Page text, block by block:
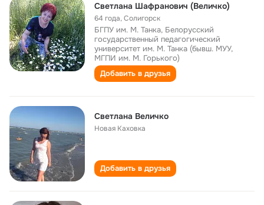
Светлана Шафранович (Величко)
64 года,Солигорск
БГПУ им. М. Танка, Белорусский
государственный педагогический
университет им. М. Танка (бывш. МУУ,
МГПИ им. М. Горького)
Добавить в друзья
Светлана Величко
Новая Каховка
Добавить в друзья